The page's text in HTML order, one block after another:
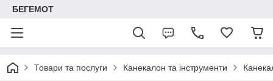
БЕГЕМОТ
Товари та послуги Канекалон та інструменти